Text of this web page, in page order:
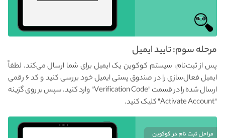
مرحله سوم: تایید ایمیل
پس از ثبت‌نام، سیستم کوکوین یک ایمیل برای شما ارسال می‌کند. لطفاً
ایمیل فعال‌سازی را در صندوق پستی ایمیل خود بررسی کنید و کد ۶ رقمی
ارسال شده را در قسمت "Verification Code" وارد کنید. سپس بر روی گزینه
"Activate Account" کلیک کنید.